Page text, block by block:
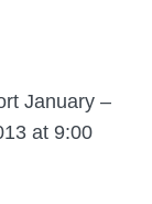
January –
at 9:00